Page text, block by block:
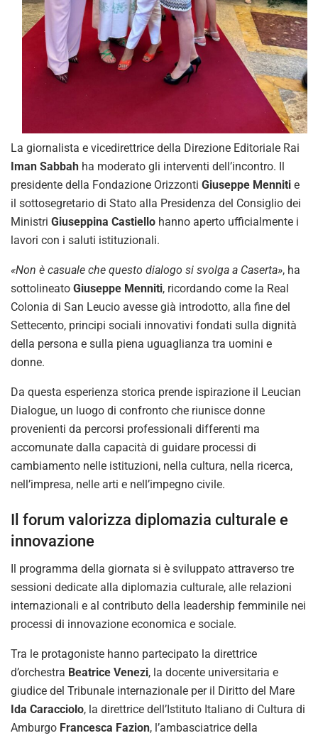
La giornalista e vicedirettrice della Direzione Editoriale Rai
Iman Sabbah ha moderato gli interventi dell’incontro. Il
presidente della Fondazione Orizzonti Giuseppe Menniti e
il sottosegretario di Stato alla Presidenza del Consiglio dei
Ministri Giuseppina Castiello hanno aperto ufficialmente i
lavori con i saluti istituzionali.
«Non è casuale che questo dialogo si svolga a Caserta», ha
sottolineato Giuseppe Menniti, ricordando come la Real
Colonia di San Leucio avesse già introdotto, alla fine del
Settecento, principi sociali innovativi fondati sulla dignità
della persona e sulla piena uguaglianza tra uomini e
donne.
Da questa esperienza storica prende ispirazione il Leucian
Dialogue, un luogo di confronto che riunisce donne
provenienti da percorsi professionali differenti ma
accomunate dalla capacità di guidare processi di
cambiamento nelle istituzioni, nella cultura, nella ricerca,
nell’impresa, nelle arti e nell’impegno civile.
Il forum valorizza diplomazia culturale e
innovazione
Il programma della giornata si è sviluppato attraverso tre
sessioni dedicate alla diplomazia culturale, alle relazioni
internazionali e al contributo della leadership femminile nei
processi di innovazione economica e sociale.
Tra le protagoniste hanno partecipato la direttrice
d’orchestra Beatrice Venezi, la docente universitaria e
giudice del Tribunale internazionale per il Diritto del Mare
Ida Caracciolo, la direttrice dell’Istituto Italiano di Cultura di
Amburgo Francesca Fazion, l’ambasciatrice della